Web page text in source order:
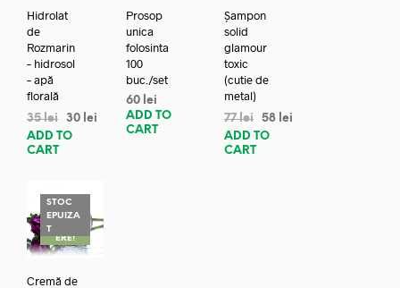
Hidrolat
de
Rozmarin
– hidrosol
– apă
florală
35lei 30 lei
ADD TO
CART
Prosop
unica
folosinta
100
buc./set
60 lei
ADD TO
CART
Șampon
solid
glamour
toxic
(cutie de
metal)
77lei 58 lei
ADD TO
CART
STOC
EPUIZA
TREDUC
ERE!
Cremă de